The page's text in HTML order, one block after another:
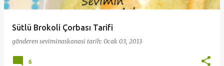
Sütlü Brokoli Çorbası Tarifi
gönderen seviminaskanasi tarih: Ocak 03, 2013
6